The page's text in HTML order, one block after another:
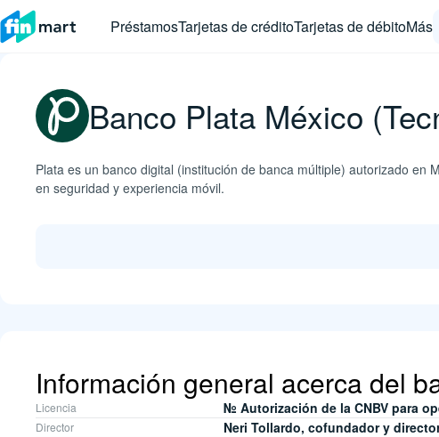
PréstamosTarjetas de créditoTarjetas de débitoMás
Banco Plata México
Plata es un banco digital (institución de banca múltiple) autorizado
en seguridad y experiencia móvil.
Información general acerca del
Licencia № Autorización de la CNBV para
Director Neri Tollardo, cofundador y